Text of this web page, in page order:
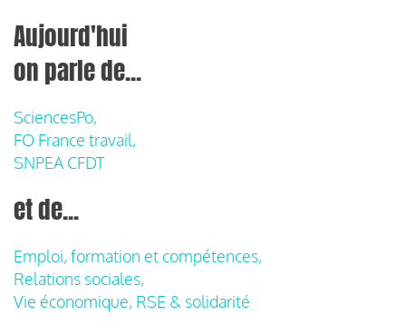
Aujourd'hui
on parle de...
SciencesPo,
FO France travail,
SNPEA CFDT
et de...
Emploi, formation et compétences,
Relations sociales,
Vie économique, RSE & solidarité